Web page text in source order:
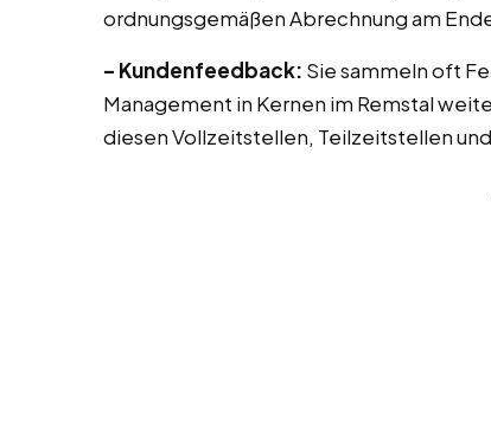
ordnungsgemäßen Abrechnung am
– Kundenfeedback: Sie sammeln oft
Management in Kernen im Remstal
diesen Vollzeitstellen, Teilzeitstellen